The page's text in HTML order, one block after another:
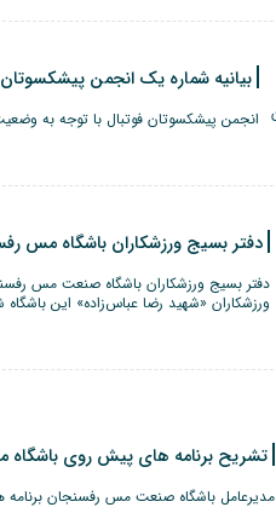
بیانیه شماره یک انجمن
انجمن پیشکسوتان فوتبال با توجه به
دفتر بسیج ورزشکاران باشگاه مس
دفتر بسیج ورزشکاران باشگاه صنعت مس
ورزشکاران «شهید رضا عباس‌زاده» این باشگاه
تشریح برنامه های پیش روی
مدیرعامل باشگاه صنعت مس رفسنجان برنامه